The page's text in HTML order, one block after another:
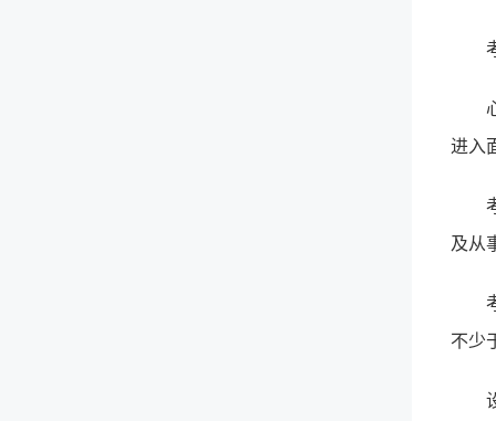
进入
及从
不少